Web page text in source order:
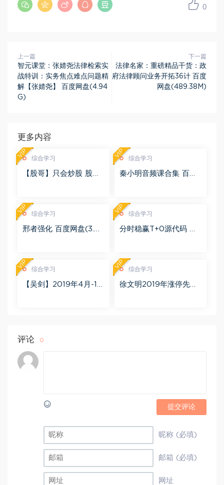
0
上一篇
智元课堂：张婧尧法律检索实
战特训：实务焦点难点问题精
解【张婧尧】 百度网盘(4.94
G)
下一篇
法律名家：重磅精品干货：政
府法律顾问业务开拓36计 百度
网盘(489.38M)
更多内容
综合学习
【股哥】只会炒股 股哥
VIP 综合学习
秦小明音频课合集 百度
VIP
综合学习
邢者强化 百度网盘(3.01
VIP 综合学习
分时稳赢T+0源代码 自
VIP
综合学习
【吴剑】2019年4月-11
VIP 综合学习
徐文明2019年涨停先锋
VIP
评论 0
提交评论
昵称 (必填)
邮箱 (必填)
网址